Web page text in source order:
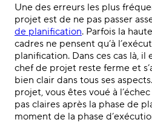
Une des erreurs les plus
projet est de ne pas passer
de planification. Parfois la
cadres ne pensent qu’à
planification. Dans ces cas là,
chef de projet reste ferme et
bien clair dans tous ses
projet, vous êtes voué à
pas claires après la phase de
moment de la phase